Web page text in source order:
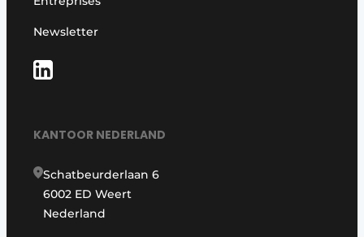
Newsletter
KANTOOR NEDERLAND
Schatbeurderlaan 6
6002 ED Weert
Nederland